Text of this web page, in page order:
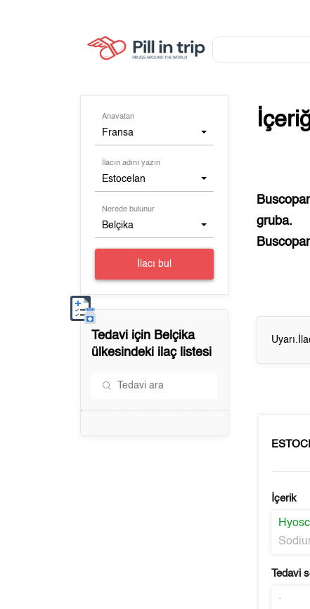
Anavatan
Fransa
İlacın adını yazın
Estocelan
Nerede bulunur
Belçika
İlacı bul
Tedavi için Belçika
ülkesindeki ilaç listesi
gruba.
İçerik
Tedavi
-